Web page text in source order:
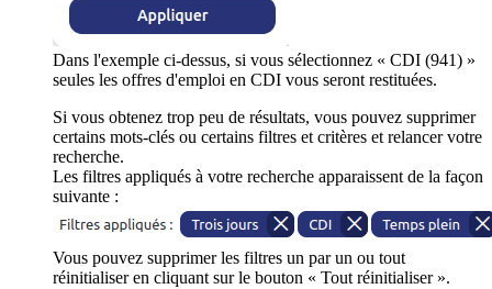
Dans l'exemple ci-dessus, si vous sélectionnez « CDI (941) »
seules les offres d'emploi en CDI vous seront restituées.
Si vous obtenez trop peu de résultats, vous pouvez supprimer
certains mots-clés ou certains filtres et critères et relancer votre
recherche.
Les filtres appliqués à votre recherche apparaissent de la façon
suivante :
Vous pouvez supprimer les filtres un par un ou tout
réinitialiser en cliquant sur le bouton « Tout réinitialiser ».